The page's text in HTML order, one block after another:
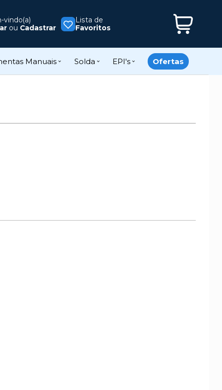
vindo(a)
ou Cadastrar
Lista de
Favoritos
Manuais Solda EPI's Ofertas